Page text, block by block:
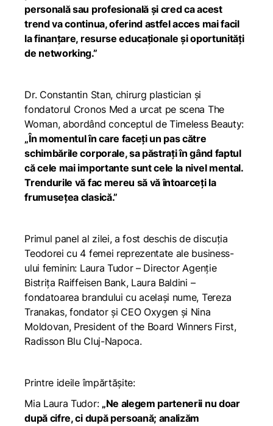
personală sau profesională și cred ca acest
trend va continua, oferind astfel acces mai facil
la finanțare, resurse educaționale și oportunități
de networking.”
Dr. Constantin Stan, chirurg plastician și
fondatorul Cronos Med a urcat pe scena The
Woman, abordând conceptul de Timeless Beauty:
„În momentul în care faceți un pas către
schimbările corporale, sa păstrați în gând faptul
că cele mai importante sunt cele la nivel mental.
Trendurile vă fac mereu să vă întoarceți la
frumusețea clasică.”
Primul panel al zilei, a fost deschis de discuția
Teodorei cu 4 femei reprezentate ale business-
ului feminin: Laura Tudor – Director Agenție
Bistrița Raiffeisen Bank, Laura Baldini –
fondatoarea brandului cu același nume, Tereza
Tranakas, fondator și CEO Oxygen și Nina
Moldovan, President of the Board Winners First,
Radisson Blu Cluj-Napoca.
Printre ideile împărtășite:
Mia Laura Tudor: „Ne alegem partenerii nu doar
după cifre, ci după persoană; analizăm